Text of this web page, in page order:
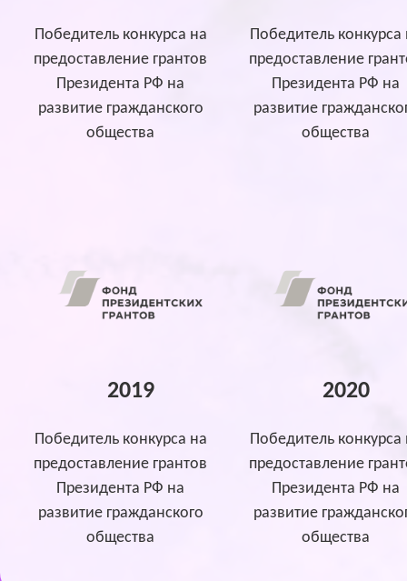
Победитель конкурса на
предоставление грантов
Президента РФ на
развитие гражданского
общества
Победитель конкурса
предоставление
Президента РФ на
развитие
общества
2019 2020
Победитель конкурса на
предоставление грантов
Президента РФ на
развитие гражданского
общества
Победитель конкурса
предоставление
Президента РФ на
развитие
общества